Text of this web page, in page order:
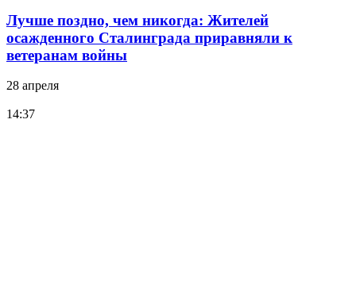
Лучше поздно, чем никогда: Жителей
осажденного Сталинграда приравняли к
ветеранам войны
28 апреля
14:37